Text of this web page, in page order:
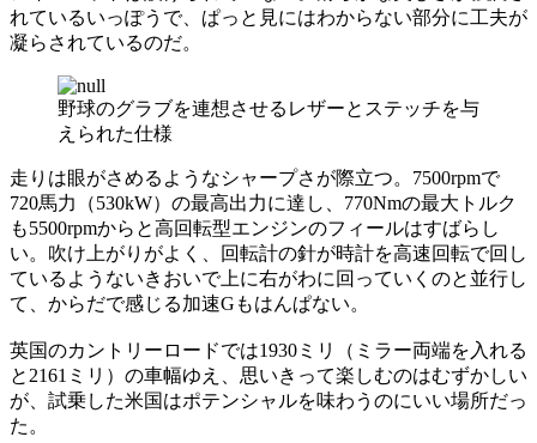
れているいっぽうで、ぱっと見にはわからない部分に工夫が
凝らされているのだ。
野球のグラブを連想させるレザーとステッチを与
えられた仕様
走りは眼がさめるようなシャープさが際立つ。7500rpmで
720馬力（530kW）の最高出力に達し、770Nmの最大トルク
も5500rpmからと高回転型エンジンのフィールはすばらし
い。吹け上がりがよく、回転計の針が時計を高速回転で回し
ているようないきおいで上に右がわに回っていくのと並行し
て、からだで感じる加速Gもはんぱない。
英国のカントリーロードでは1930ミリ（ミラー両端を入れる
と2161ミリ）の車幅ゆえ、思いきって楽しむのはむずかしい
が、試乗した米国はポテンシャルを味わうのにいい場所だっ
た。